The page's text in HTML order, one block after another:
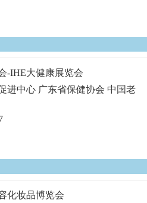
-IHE大健康展览会
进中心 广东省保健协会 中国老
化妆品博览会